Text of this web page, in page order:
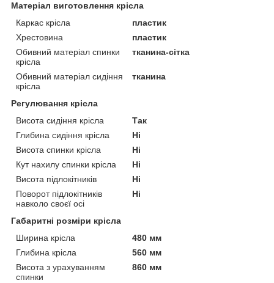
Матеріал виготовлення крісла
Каркас крісла
пластик
Хрестовина
пластик
Обивний матеріал спинки
крісла
тканина-сітка
Обивний матеріал сидіння
крісла
тканина
Регулювання крісла
Висота сидіння крісла
Так
Глибина сидіння крісла
Ні
Висота спинки крісла
Ні
Кут нахилу спинки крісла
Ні
Висота підлокітників
Ні
Поворот підлокітників
навколо своєї осі
Ні
Габаритні розміри крісла
Ширина крісла
480 мм
Глибина крісла
560 мм
Висота з урахуванням
спинки
860 мм